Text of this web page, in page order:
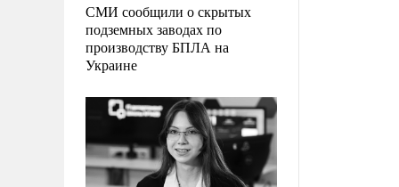
СМИ сообщили о скрытых
подземных заводах по
производству БПЛА на
Украине